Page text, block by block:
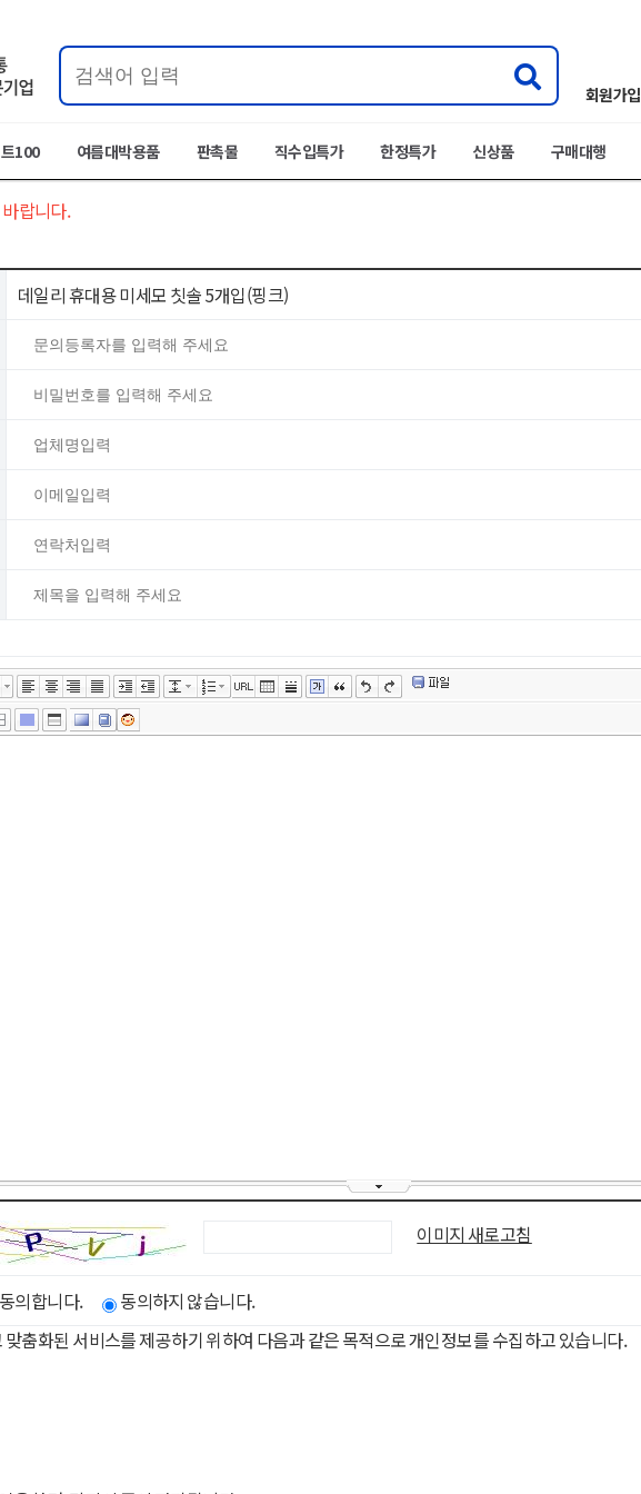
회원가입
100 여름대박용품 판촉물 직수입특가 한정특가 신상품 구매대행
랍니다.
데일리 휴대용 미세모 칫솔 5개입(핑크)
이미지 새로고침
동의합니다.
동의하지 않습니다.
춤화된 서비스를 제공하기 위하여 다음과 같은 목적으로 개인정보를 수집하고 있습니다.